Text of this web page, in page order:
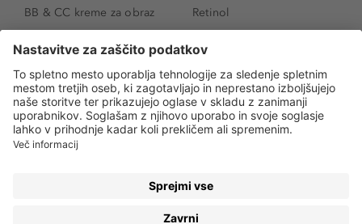
BB & CC kreme za obraz
SPF 30
Senčila za oči
Tekoči puder
Ličenje povešenih vek
Kako povečati oči
Retinol
Niacinamid
Rozacea
Salicilna kislina